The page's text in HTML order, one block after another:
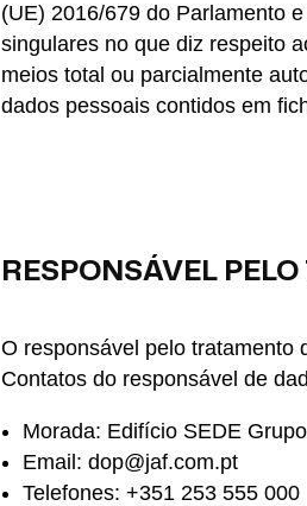
(UE) 2016/679 do Parlamento
singulares no que diz respeito
meios total ou parcialmente
dados pessoais contidos em
RESPONSÁVEL
O responsável pelo tratamento
Contatos do responsável de
Morada: Edifício SEDE
Email: dop@jaf.com.pt
Telefones: +351 253 555 000